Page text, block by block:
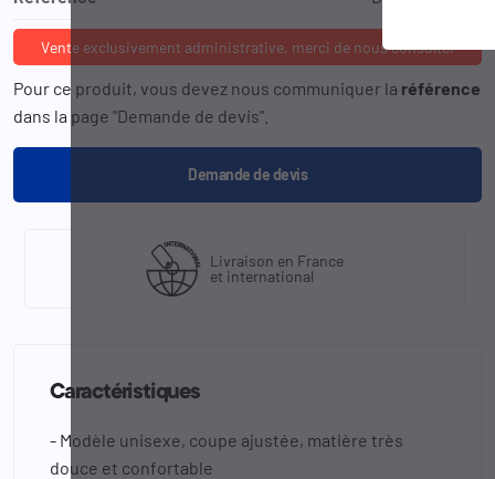
Vente exclusivement administrative, merci de nous consulter
Pour ce produit, vous devez nous communiquer la référence
dans la page "Demande de devis".
Demande de devis
Livraison en France
et international
Caractéristiques
- Modèle unisexe, coupe ajustée, matière très
douce et confortable